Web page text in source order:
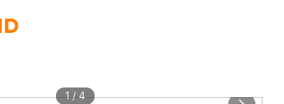
1 / 4